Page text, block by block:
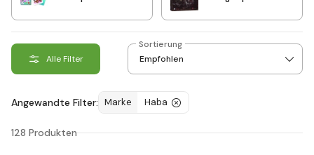
Alle Filter
Sortierung
Angewandte Filter: Marke Haba
128 Produkten